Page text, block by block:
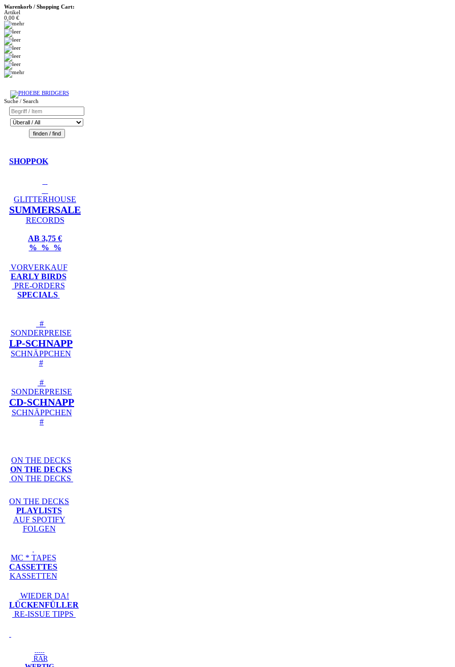
Warenkorb / Shopping Cart:
Artikel
0,00 €
Suche / Search
SHOPPOK
GLITTERHOUSE
SUMMERSALE
RECORDS
AB 3,75 €
% % %
VORVERKAUF
EARLY BIRDS
PRE-ORDERS
SPECIALS
#
SONDERPREISE
LP-SCHNAPP
SCHNÄPPCHEN
#
#
SONDERPREISE
CD-SCHNAPP
SCHNÄPPCHEN
#
ON THE DECKS
ON THE DECKS
ON THE DECKS
ON THE DECKS
PLAYLISTS
AUF SPOTIFY
FOLGEN
MC * TAPES
CASSETTES
KASSETTEN
WIEDER DA!
LÜCKENFÜLLER
RE-ISSUE TIPPS
-----
RAR